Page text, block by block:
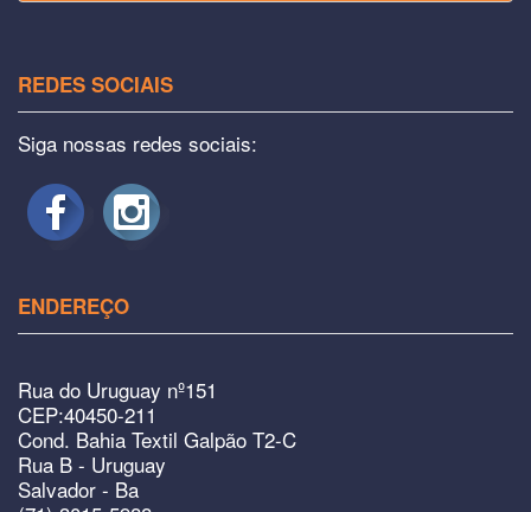
REDES SOCIAIS
Siga nossas redes sociais:
ENDEREÇO
Rua do Uruguay nº151
CEP:40450-211
Cond. Bahia Textil Galpão T2-C
Rua B - Uruguay
Salvador - Ba